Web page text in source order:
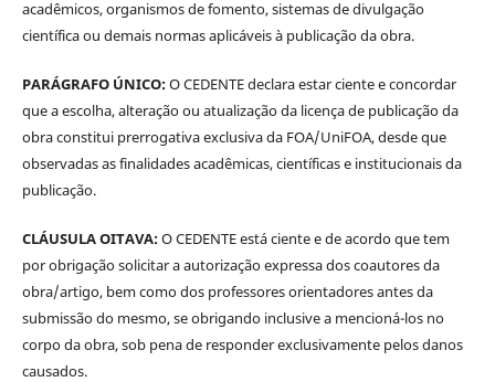
acadêmicos, organismos de fomento, sistemas de divulgação
científica ou demais normas aplicáveis à publicação da obra.
PARÁGRAFO ÚNICO:O CEDENTE declara estar ciente e concordar
que a escolha, alteração ou atualização da licença de publicação da
obra constitui prerrogativa exclusiva da FOA/UniFOA, desde que
observadas as finalidades acadêmicas, científicas e institucionais da
publicação.
CLÁUSULA OITAVA:O CEDENTE está ciente e de acordo que tem
por obrigação solicitar a autorização expressa dos coautores da
obra/artigo, bem como dos professores orientadores antes da
submissão do mesmo, se obrigando inclusive a mencioná-los no
corpo da obra, sob pena de responder exclusivamente pelos danos
causados.